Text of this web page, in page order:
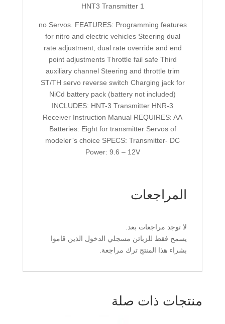
HNT3 Transmitter 1
no Servos. FEATURES: Programming features
for nitro and electric vehicles Steering dual
rate adjustment, dual rate override and end
point adjustments Throttle fail safe Third
auxiliary channel Steering and throttle trim
ST/TH servo reverse switch Charging jack for
NiCd battery pack (battery not included)
INCLUDES: HNT-3 Transmitter HNR-3
Receiver Instruction Manual REQUIRES: AA
Batteries: Eight for transmitter Servos of
modeler”s choice SPECS: Transmitter- DC
Power: 9.6 – 12V
المراجعات
لا توجد مراجعات بعد.
يسمح فقط للزبائن مسجلي الدخول الذين قاموا
بشراء هذا المنتج ترك مراجعة.
منتجات ذات صلة